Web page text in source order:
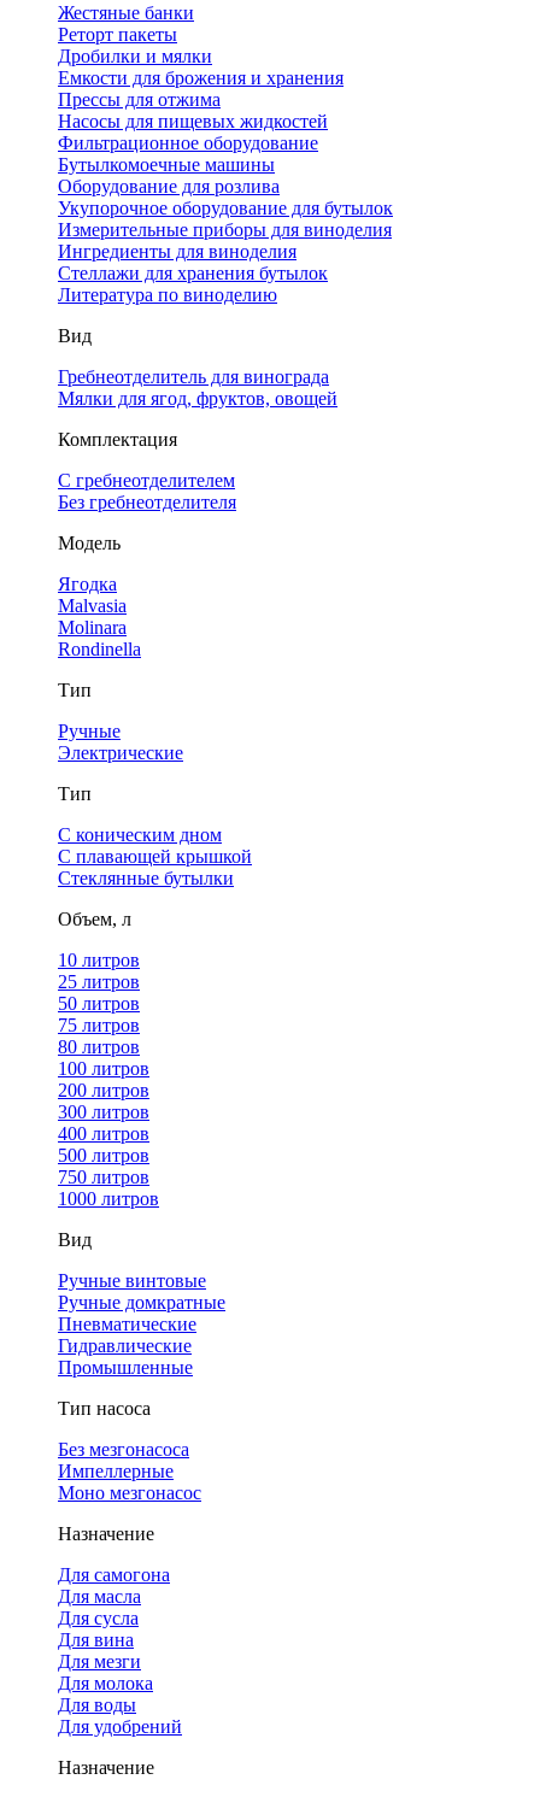
Жестяные банки
Реторт пакеты
Дробилки и мялки
Емкости для брожения и хранения
Прессы для отжима
Насосы для пищевых жидкостей
Фильтрационное оборудование
Бутылкомоечные машины
Оборудование для розлива
Укупорочное оборудование для бутылок
Измерительные приборы для виноделия
Ингредиенты для виноделия
Стеллажи для хранения бутылок
Литература по виноделию
Вид
Гребнеотделитель для винограда
Мялки для ягод, фруктов, овощей
Комплектация
С гребнеотделителем
Без гребнеотделителя
Модель
Ягодка
Malvasia
Molinara
Rondinella
Тип
Ручные
Электрические
Тип
С коническим дном
С плавающей крышкой
Стеклянные бутылки
Объем, л
10 литров
25 литров
50 литров
75 литров
80 литров
100 литров
200 литров
300 литров
400 литров
500 литров
750 литров
1000 литров
Вид
Ручные винтовые
Ручные домкратные
Пневматические
Гидравлические
Промышленные
Тип насоса
Без мезгонасоса
Импеллерные
Моно мезгонасос
Назначение
Для самогона
Для масла
Для сусла
Для вина
Для мезги
Для молока
Для воды
Для удобрений
Назначение